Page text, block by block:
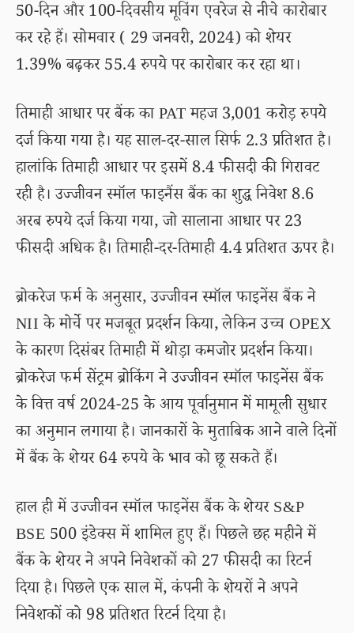
50-दिन और 100-दिवसीय मूविंग एवरेज से नीचे कारोबार
कर रहे हैं। सोमवार ( 29 जनवरी, 2024) को शेयर
1.39% बढ़कर 55.4 रुपये पर कारोबार कर रहा था।
तिमाही आधार पर बैंक का PAT महज 3,001 करोड़ रुपये
दर्ज किया गया है। यह साल-दर-साल सिर्फ 2.3 प्रतिशत है।
हालांकि तिमाही आधार पर इसमें 8.4 फीसदी की गिरावट
रही है। उज्जीवन स्मॉल फाइनैंस बैंक का शुद्ध निवेश 8.6
अरब रुपये दर्ज किया गया, जो सालाना आधार पर 23
फीसदी अधिक है। तिमाही-दर-तिमाही 4.4 प्रतिशत ऊपर है।
ब्रोकरेज फर्म के अनुसार, उज्जीवन स्मॉल फाइनेंस बैंक ने
NII के मोर्चे पर मजबूत प्रदर्शन किया, लेकिन उच्च OPEX
के कारण दिसंबर तिमाही में थोड़ा कमजोर प्रदर्शन किया।
ब्रोकरेज फर्म सेंट्रम ब्रोकिंग ने उज्जीवन स्मॉल फाइनेंस बैंक
के वित्त वर्ष 2024-25 के आय पूर्वानुमान में मामूली सुधार
का अनुमान लगाया है। जानकारों के मुताबिक आने वाले दिनों
में बैंक के शेयर 64 रुपये के भाव को छू सकते हैं।
हाल ही में उज्जीवन स्मॉल फाइनेंस बैंक के शेयर S&P
BSE 500 इंडेक्स में शामिल हुए हैं। पिछले छह महीने में
बैंक के शेयर ने अपने निवेशकों को 27 फीसदी का रिटर्न
दिया है। पिछले एक साल में, कंपनी के शेयरों ने अपने
निवेशकों को 98 प्रतिशत रिटर्न दिया है।